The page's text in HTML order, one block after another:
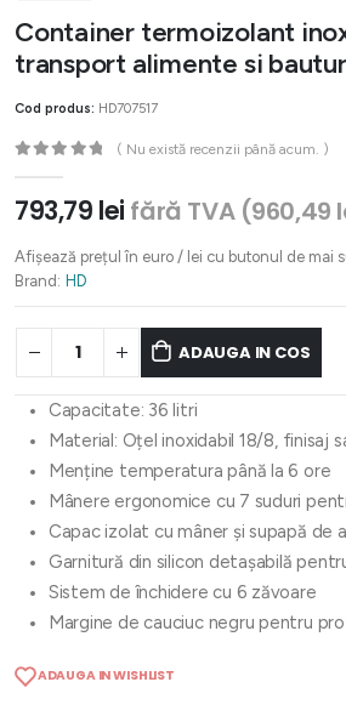
Container termoizolant
transport alimente si
Cod produs: HD707517
( Nu există recenzii până acum. )
793,79 lei fără TVA (960,49
Afișează prețul în euro / lei cu butonul de mai
Brand: HD
ADAUGA IN COS
Capacitate: 36 litri
Material: Oțel inoxidabil 18/8, finisaj
Menține temperatura până la 6 ore
Mânere ergonomice cu 7 suduri
Capac izolat cu mâner și supapă de
Garnitură din silicon detașabilă
Sistem de închidere cu 6 zăvoare
Margine de cauciuc negru pentru
ADAUGA IN WISHLIST